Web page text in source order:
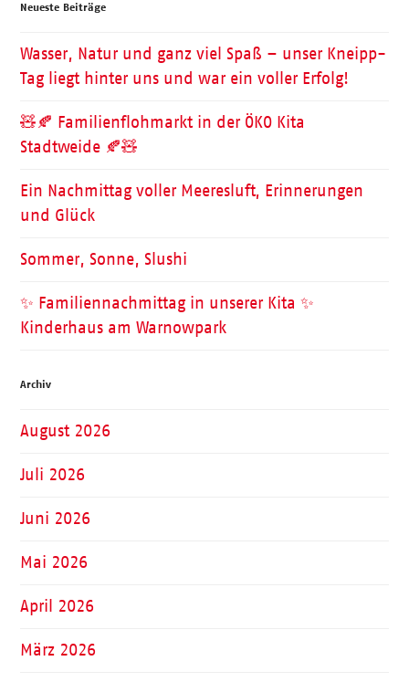
Neueste Beiträge
Wasser, Natur und ganz viel Spaß – unser Kneipp-
Tag liegt hinter uns und war ein voller Erfolg!
🧸🍂 Familienflohmarkt in der ÖKO Kita
Stadtweide 🍂🧸
Ein Nachmittag voller Meeresluft, Erinnerungen
und Glück
Sommer, Sonne, Slushi
✨ Familiennachmittag in unserer Kita ✨
Kinderhaus am Warnowpark
Archiv
August 2026
Juli 2026
Juni 2026
Mai 2026
April 2026
März 2026